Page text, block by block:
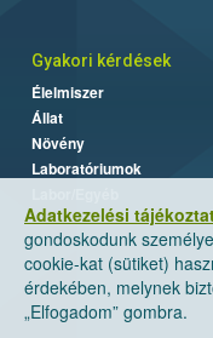
Adatkezelési
gondoskodunk
cookie-kat (sütiket)
érdekében, melynek
„Elfogadom” gombra.
Gyakori kérdések
Élelmiszer
Állat
Növény
Laboratóriumok